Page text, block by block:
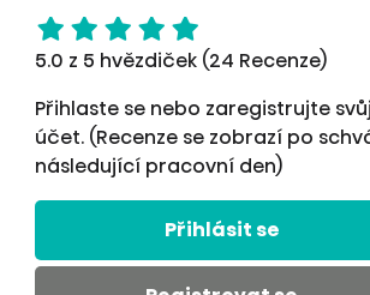
5.0 z 5 hvězdiček (24 Recenze)
Přihlaste se nebo zaregistrujte
účet. (Recenze se zobrazí po
následující pracovní den)
Přihlásit se